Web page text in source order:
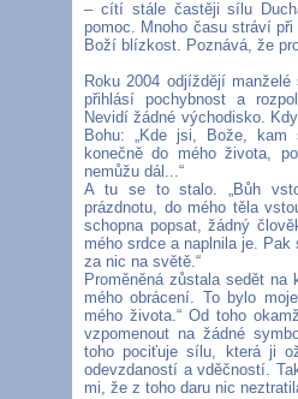
– cítí stále častěji sílu
pomoc. Mnoho času stráví
Boží blízkost. Poznává, že
Roku 2004 odjíždějí
přihlásí pochybnost a
Nevidí žádné východisko.
Bohu: „Kde jsi, Bože,
konečně do mého života,
nemůžu dál...“
A tu se to stalo. „Bůh
prázdnotu, do mého těla
schopna popsat, žádný
mého srdce a naplnila je.
za nic na světě.“
Proměněná zůstala sedět
mého obrácení. To bylo
mého života.“ Od toho
vzpomenout na žádné
toho pociťuje sílu, která ji
odevzdaností a vděčností.
mi, že z toho daru nic